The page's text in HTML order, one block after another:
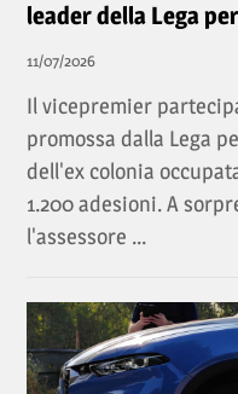
leader della Lega
11/07/2026
Il vicepremier
promossa dalla Lega
dell'ex colonia
1.200 adesioni. A
l'assessore ...